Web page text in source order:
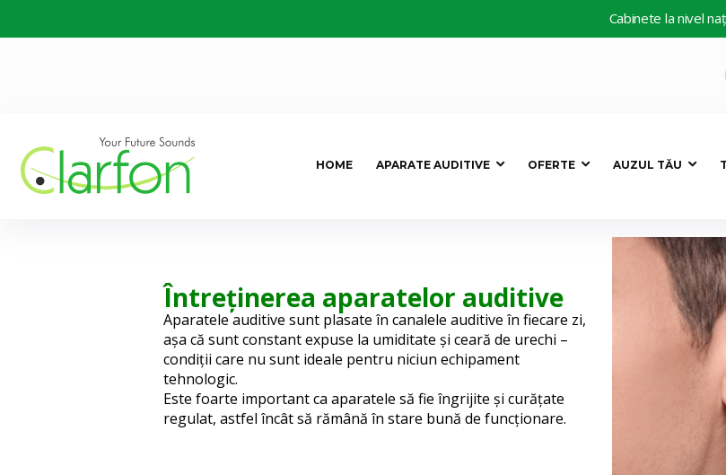
Cabinete la nivel național.
HOME APARATE AUDITIVE OFERTE AUZUL TĂU
Întreținerea aparatelor auditive
Aparatele auditive sunt plasate în canalele auditive în fiecare zi,
așa că sunt constant expuse la umiditate și ceară de urechi –
condiții care nu sunt ideale pentru niciun echipament
tehnologic.
Este foarte important ca aparatele să fie îngrijite și curățate
regulat, astfel încât să rămână în stare bună de funcționare.